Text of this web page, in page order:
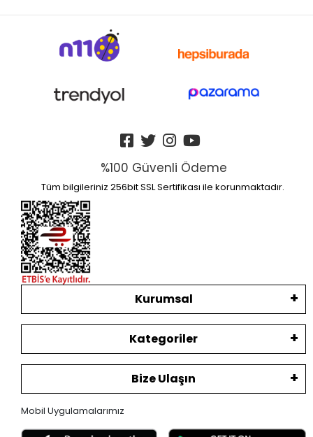
%100 Güvenli Ödeme
Tüm bilgileriniz 256bit SSL Sertifikası ile korunmaktadır.
Kurumsal
Kategoriler
Bize Ulaşın
Mobil Uygulamalarımız